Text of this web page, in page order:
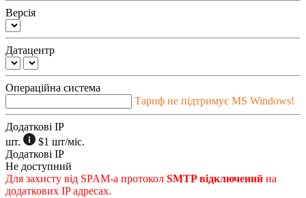
Версія
Датацентр
Операційна система
Тариф не підтримує MS Windows!
Додаткові IP
шт.
$1 шт/міс.
Додаткові IP
Не доступний
Для захисту від SPAM-а протокол SMTP відключений на
додаткових IP адресах.